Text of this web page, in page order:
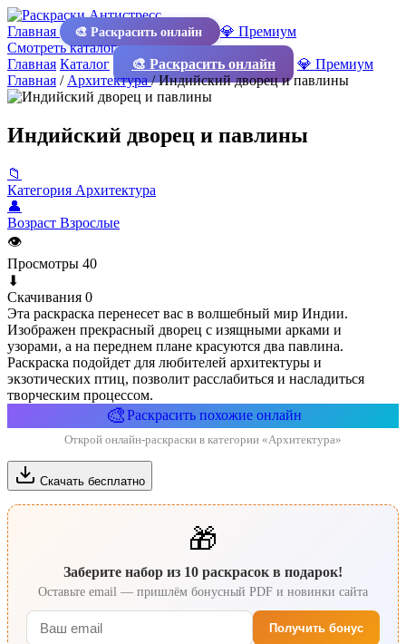
Главная 🎨 Раскрасить онлайн
💎 Премиум
Смотреть каталог
Главная Каталог 🎨 Раскрасить онлайн
💎 Премиум
Главная / Архитектура/Индийский дворец и павлины
Индийский дворец и павлины
📁
Категория Архитектура
👤
Возраст Взрослые
👁
Просмотры 40
⬇
Скачивания 0
Эта раскраска перенесет вас в волшебный мир Индии.
Изображен прекрасный дворец с изящными арками и
узорами, а на переднем плане красуются два павлина.
Раскраска подойдет для любителей архитектуры и
экзотических птиц, позволит расслабиться и насладиться
творческим процессом.
🎨Раскрасить похожие онлайн
Открой онлайн-раскраски в категории «Архитектура»
Скачать бесплатно
🎁
Заберите набор из 10 раскрасок в подарок!
Оставьте email — пришлём бонусный PDF и новинки сайта
Получить бонус